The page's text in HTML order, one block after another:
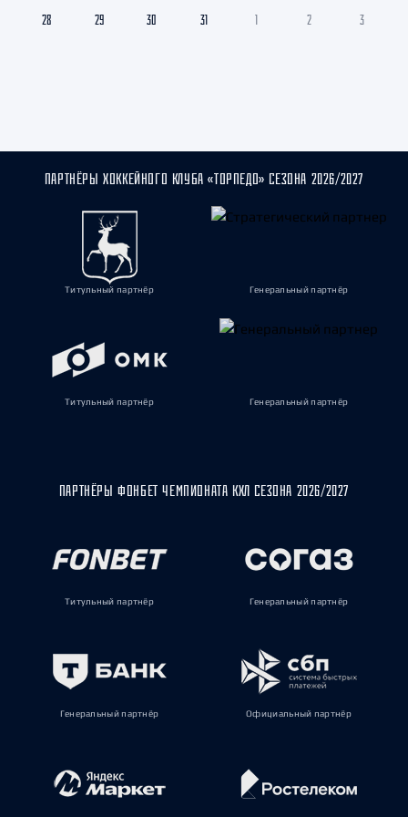
28 29 30 31 1 2 3
ПАРТНЁРЫ ХОККЕЙНОГО КЛУБА «ТОРПЕДО» СЕЗОНА 2026/2027
Титульный партнёр Генеральный партнёр
Титульный партнёр Генеральный партнёр
ПАРТНЁРЫ ФОНБЕТ ЧЕМПИОНАТА КХЛ СЕЗОНА 2026/2027
Титульный партнёр Генеральный партнёр
Генеральный партнёр Официальный партнёр